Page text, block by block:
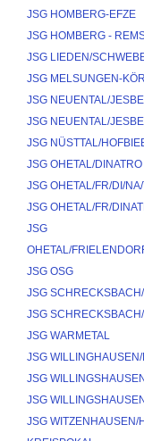
JSG HOMBERG-EFZE
JSG HOMBERG -
JSG LIEDEN/
JSG MELSUNGEN-
JSG NEUENTAL/
JSG NEUENTAL/
JSG NÜSTTAL/
JSG OHETAL/DINATRO
JSG OHETAL/FR/DI/
JSG OHETAL/FR/
JSG
OHETAL/
JSG OSG
JSG
JSG
JSG WARMETAL
JSG
JSG
JSG
JSG WITZENHAUSEN/